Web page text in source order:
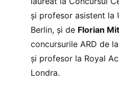
și profesor asistent la
Berlin, și de Florian
concursurile ARD de
și profesor la Royal
Londra.